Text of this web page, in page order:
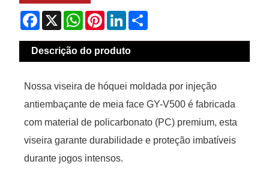
Facebook
X WhatsAppPinterestLinkedIn
Descrição do produto
Nossa viseira de hóquei moldada por injeção
antiembaçante de meia face GY-V500 é fabricada
com material de policarbonato (PC) premium, esta
viseira garante durabilidade e proteção imbatíveis
durante jogos intensos.